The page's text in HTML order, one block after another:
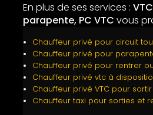
En plus de ses services :
parapente, PC VTC vous
Chauffeur privé pour circuit
Chauffeur privé pour
Chauffeur privé pour rentrer
Chauffeur privé vtc à
Chauffeur privé VTC pour
Chauffeur taxi pour sorties et